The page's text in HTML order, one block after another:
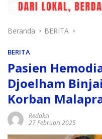
Beranda BERITA
BERITA
Pasien
Djoelham
Korban
Redaksi
27 Februari 2025